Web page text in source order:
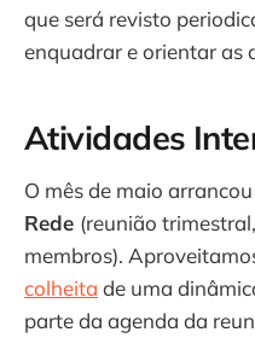
que será revisto
enquadrar e orientar as
Atividades
O mês de maio
Rede (reunião
membros).
colheita de uma
parte da agenda da